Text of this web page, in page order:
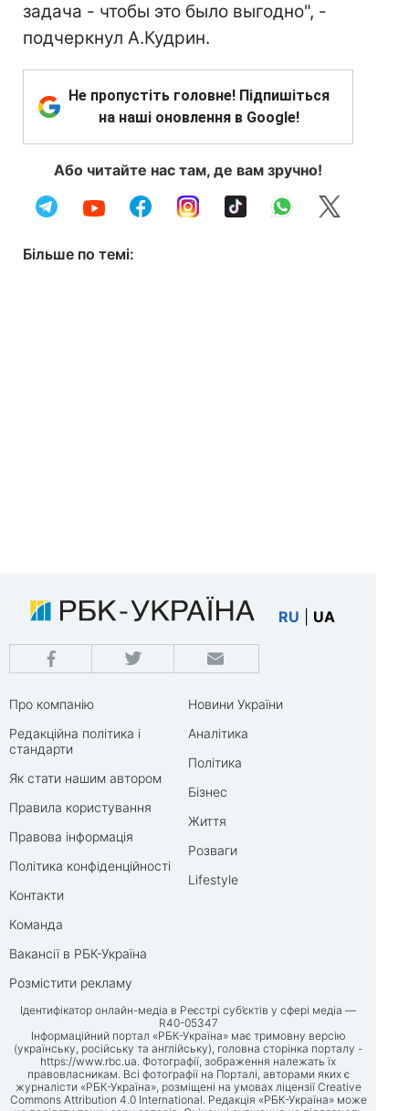
задача - чтобы это было выгодно", -
подчеркнул А.Кудрин.
Не пропустіть головне! Підпишіться
на наші оновлення в Google!
Або читайте нас там, де вам зручно!
Більше по темі:
RU UA
Про компанію
Редакційна політика і
стандарти
Як стати нашим автором
Правила користування
Правова інформація
Політика конфіденційності
Контакти
Команда
Вакансії в РБК-Україна
Розмістити рекламу
Новини України
Аналітика
Політика
Бізнес
Життя
Розваги
Lifestyle
Ідентифікатор онлайн-медіа в Реєстрі суб’єктів у сфері медіа —
R40-05347
Інформаційний портал «РБК-Україна» має тримовну версію
(українську, російську та англійську), головна сторінка порталу -
https://www.rbc.ua. Фотографії, зображення належать їх
правовласникам. Всі фотографії на Порталі, авторами яких є
журналісти «РБК-Україна», розміщені на умовах ліцензії Creative
Commons Attribution 4.0 International. Редакція «РБК-Україна» може